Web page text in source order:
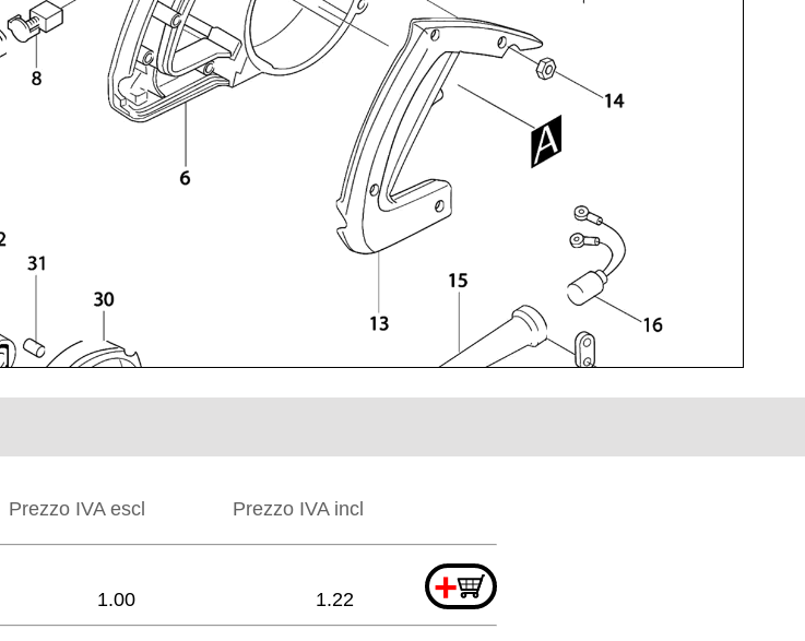
Prezzo IVA escl Prezzo IVA incl
+
1.00 1.22